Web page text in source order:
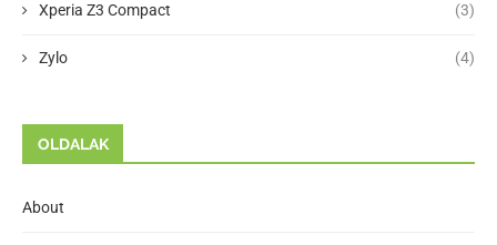
Xperia Z3 Compact (3)
Zylo (4)
OLDALAK
About